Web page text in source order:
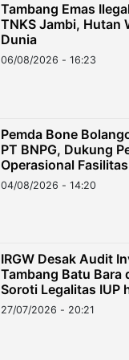
Tambang Emas
TNKS Jambi, Hutan
Dunia
06/08/2026 - 16:23
Pemda Bone
PT BNPG, Dukung
Operasional
04/08/2026 - 14:20
IRGW Desak Audit
Tambang Batu Bara
Soroti Legalitas IUP
Stockpile
27/07/2026 - 20:21